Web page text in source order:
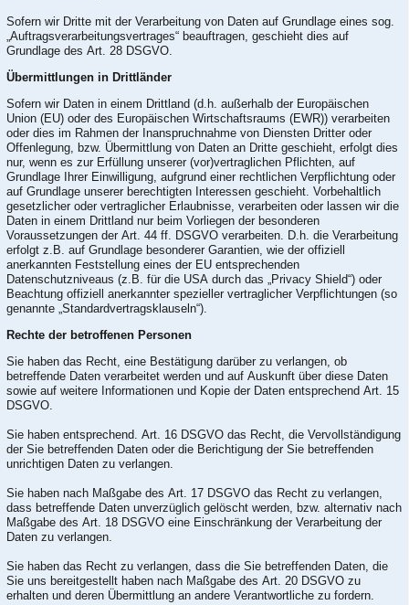
Sofern wir Dritte mit der Verarbeitung von Daten auf Grundlage eines sog.
„Auftragsverarbeitungsvertrages“ beauftragen, geschieht dies auf
Grundlage des Art. 28 DSGVO.
Übermittlungen in Drittländer
Sofern wir Daten in einem Drittland (d.h. außerhalb der Europäischen
Union (EU) oder des Europäischen Wirtschaftsraums (EWR)) verarbeiten
oder dies im Rahmen der Inanspruchnahme von Diensten Dritter oder
Offenlegung, bzw. Übermittlung von Daten an Dritte geschieht, erfolgt dies
nur, wenn es zur Erfüllung unserer (vor)vertraglichen Pflichten, auf
Grundlage Ihrer Einwilligung, aufgrund einer rechtlichen Verpflichtung oder
auf Grundlage unserer berechtigten Interessen geschieht. Vorbehaltlich
gesetzlicher oder vertraglicher Erlaubnisse, verarbeiten oder lassen wir die
Daten in einem Drittland nur beim Vorliegen der besonderen
Voraussetzungen der Art. 44 ff. DSGVO verarbeiten. D.h. die Verarbeitung
erfolgt z.B. auf Grundlage besonderer Garantien, wie der offiziell
anerkannten Feststellung eines der EU entsprechenden
Datenschutzniveaus (z.B. für die USA durch das „Privacy Shield“) oder
Beachtung offiziell anerkannter spezieller vertraglicher Verpflichtungen (so
genannte „Standardvertragsklauseln“).
Rechte der betroffenen Personen
Sie haben das Recht, eine Bestätigung darüber zu verlangen, ob
betreffende Daten verarbeitet werden und auf Auskunft über diese Daten
sowie auf weitere Informationen und Kopie der Daten entsprechend Art. 15
DSGVO.
Sie haben entsprechend. Art. 16 DSGVO das Recht, die Vervollständigung
der Sie betreffenden Daten oder die Berichtigung der Sie betreffenden
unrichtigen Daten zu verlangen.
Sie haben nach Maßgabe des Art. 17 DSGVO das Recht zu verlangen,
dass betreffende Daten unverzüglich gelöscht werden, bzw. alternativ nach
Maßgabe des Art. 18 DSGVO eine Einschränkung der Verarbeitung der
Daten zu verlangen.
Sie haben das Recht zu verlangen, dass die Sie betreffenden Daten, die
Sie uns bereitgestellt haben nach Maßgabe des Art. 20 DSGVO zu
erhalten und deren Übermittlung an andere Verantwortliche zu fordern.